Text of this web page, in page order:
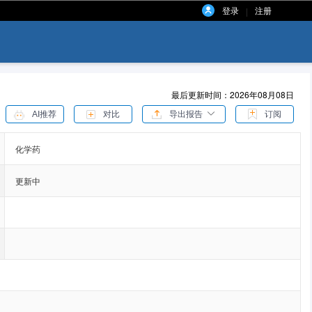
登录 | 注册
最后更新时间：2026年08月08日
AI推荐 对比 导出报告 订阅
化学药
更新中